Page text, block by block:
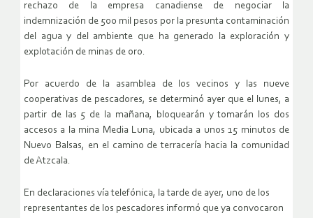
rechazo de la empresa canadiense de negociar la
indemnización de 500 mil pesos por la presunta contaminación
del agua y del ambiente que ha generado la exploración y
explotación de minas de oro.
Por acuerdo de la asamblea de los vecinos y las nueve
cooperativas de pescadores, se determinó ayer que el lunes, a
partir de las 5 de la mañana, bloquearán y tomarán los dos
accesos a la mina Media Luna, ubicada a unos 15 minutos de
Nuevo Balsas, en el camino de terracería hacia la comunidad
de Atzcala.
En declaraciones vía telefónica, la tarde de ayer, uno de los
representantes de los pescadores informó que ya convocaron